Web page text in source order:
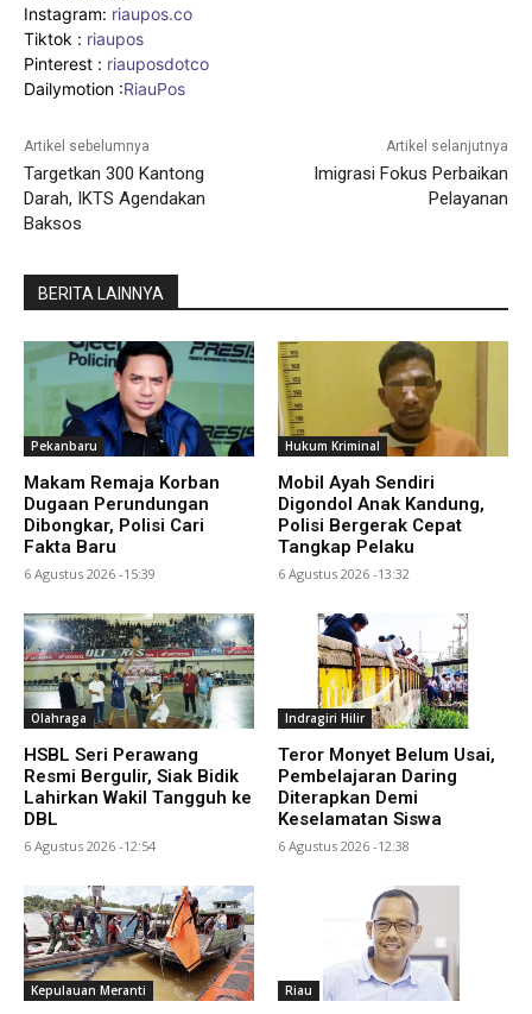
Instagram: riaupos.co
Tiktok : riaupos
Pinterest : riauposdotco
Dailymotion :RiauPos
Artikel sebelumnya
Targetkan 300 Kantong
Darah, IKTS Agendakan
Baksos
Artikel selanjutnya
Imigrasi Fokus Perbaikan
Pelayanan
BERITA LAINNYA
Pekanbaru
Makam Remaja Korban
Dugaan Perundungan
Dibongkar, Polisi Cari
Fakta Baru
6 Agustus 2026 -15:39
Hukum Kriminal
Mobil Ayah Sendiri
Digondol Anak Kandung,
Polisi Bergerak Cepat
Tangkap Pelaku
6 Agustus 2026 -13:32
Olahraga
HSBL Seri Perawang
Resmi Bergulir, Siak Bidik
Lahirkan Wakil Tangguh ke
DBL
6 Agustus 2026 -12:54
Indragiri Hilir
Teror Monyet Belum Usai,
Pembelajaran Daring
Diterapkan Demi
Keselamatan Siswa
6 Agustus 2026 -12:38
Kepulauan Meranti Riau